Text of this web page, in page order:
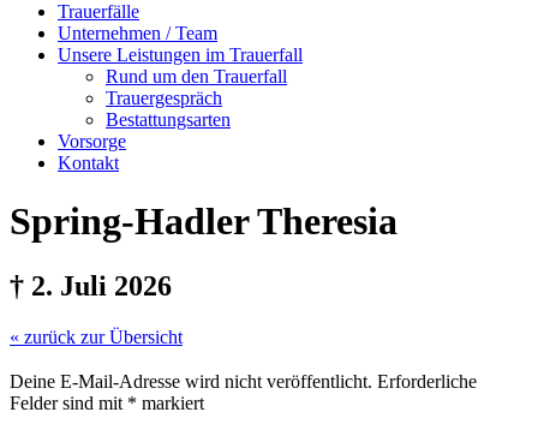
Trauerfälle
Unternehmen / Team
Unsere Leistungen im Trauerfall
Rund um den Trauerfall
Trauergespräch
Bestattungsarten
Vorsorge
Kontakt
Spring-HadlerTheresia
† 2. Juli 2026
« zurück zur Übersicht
Deine E-Mail-Adresse wird nicht veröffentlicht. Erforderliche
Felder sind mit * markiert